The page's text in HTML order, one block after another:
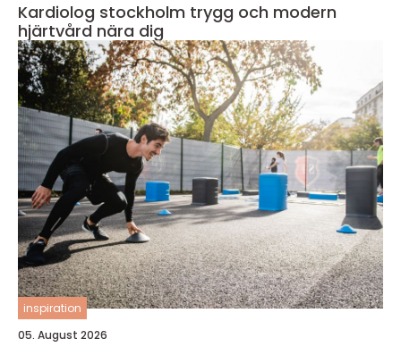
Kardiolog stockholm trygg och modern
hjärtvård nära dig
inspiration
05. August 2026